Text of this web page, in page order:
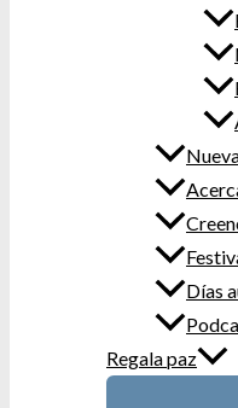
Días
Regala paz